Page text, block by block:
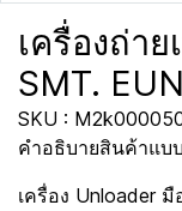
เครื่องถ่า
SMT.
SKU :
คำอธิบายสินค้าแบ
เครื่อง Unloader